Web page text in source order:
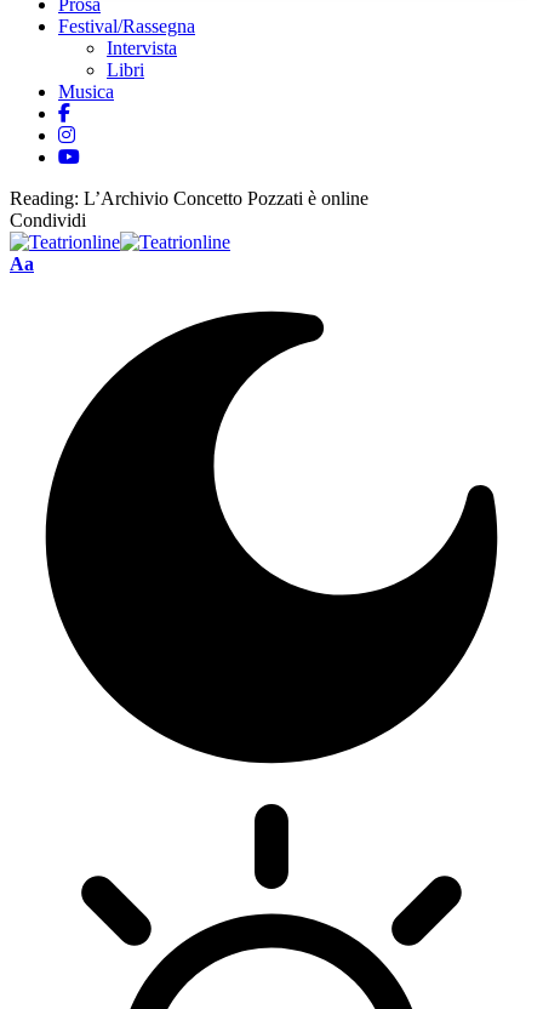
Prosa
Festival/Rassegna
Intervista
Libri
Musica
Reading: L’Archivio Concetto Pozzati è online
Condividi
Font
Aa